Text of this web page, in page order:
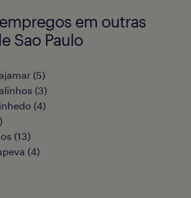
em outras
Sao Paulo
(5)
(3)
(4)
)
(13)
(4)